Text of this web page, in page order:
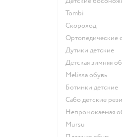
Tombi
Скороход
Ортопедические
Дутики детские
Детская зимняя
Melissa обувь
Ботинки детские
Сабо детские
Непромокаемая
Mursu